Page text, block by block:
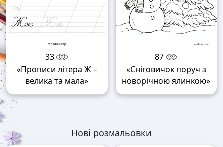
33
«Прописи літера Ж –
велика та мала»
87
«Сніговичок поруч з
новорічною ялинкою»
Нові розмальовки